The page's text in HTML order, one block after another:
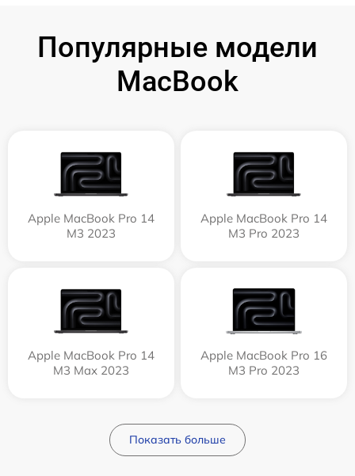
Популярные модели
MacBook
Apple MacBook Pro 14
M3 2023
Apple MacBook Pro 14
M3 Pro 2023
Apple MacBook Pro 14
M3 Max 2023
Apple MacBook Pro 16
M3 Pro 2023
Показать больше